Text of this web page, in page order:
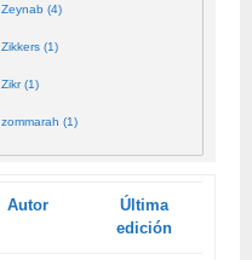
Zeynab (4)
Zikkers (1)
Zikr (1)
zommarah (1)
Autor
Última
edición